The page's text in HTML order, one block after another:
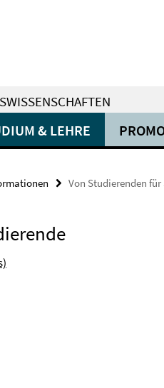
& LEHRE
Von Studierenden